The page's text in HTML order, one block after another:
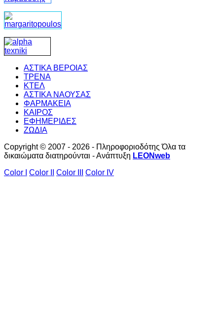
ΑΣΤΙΚΑ ΒΕΡΟΙΑΣ
ΤΡΕΝΑ
ΚΤΕΛ
ΑΣΤΙΚΑ ΝΑΟΥΣΑΣ
ΦΑΡΜΑΚΕΙΑ
ΚΑΙΡΟΣ
ΕΦΗΜΕΡΙΔΕΣ
ΖΩΔΙΑ
Copyright © 2007 - 2026 - Πληροφοριοδότης Όλα τα
δικαιώματα διατηρούνται - Ανάπτυξη LEONweb
Color I
Color II Color III Color IV